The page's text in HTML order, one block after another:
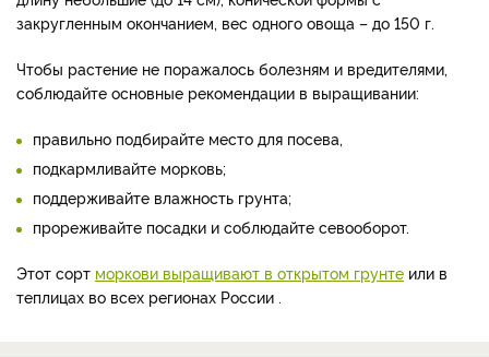
закругленным окончанием, вес одного овоща – до 150 г.
Чтобы растение не поражалось болезням и вредителями,
соблюдайте основные рекомендации в выращивании:
правильно подбирайте место для посева,
подкармливайте морковь;
поддерживайте влажность грунта;
прореживайте посадки и соблюдайте севооборот.
Этот сорт моркови выращивают в открытом грунте или в
теплицах во всех регионах России .